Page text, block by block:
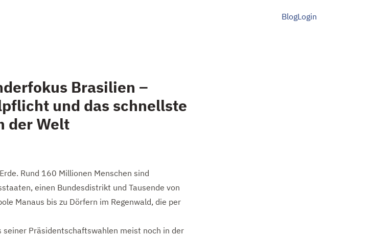
BlogLogin
Brasilien –
und das schnellste
der Welt
Rund 160 Millionen Menschen sind
einen Bundesdistrikt und Tausende von
Manaus bis zu Dörfern im Regenwald, die per
seiner Präsidentschaftswahlen meist noch in der